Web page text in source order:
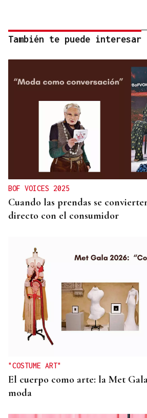
También te puede interesar
BOF VOICES 2025
Cuando las prendas se
directo con el consumidor
"COSTUME ART"
El cuerpo como arte: la Met
moda